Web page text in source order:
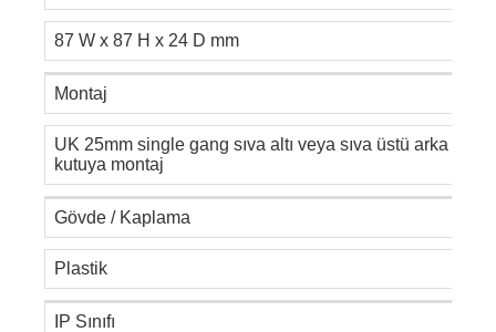
87 W x 87 H x 24 D mm
Montaj
UK 25mm single gang sıva altı veya sıva üstü arka
kutuya montaj
Gövde / Kaplama
Plastik
IP Sınıfı